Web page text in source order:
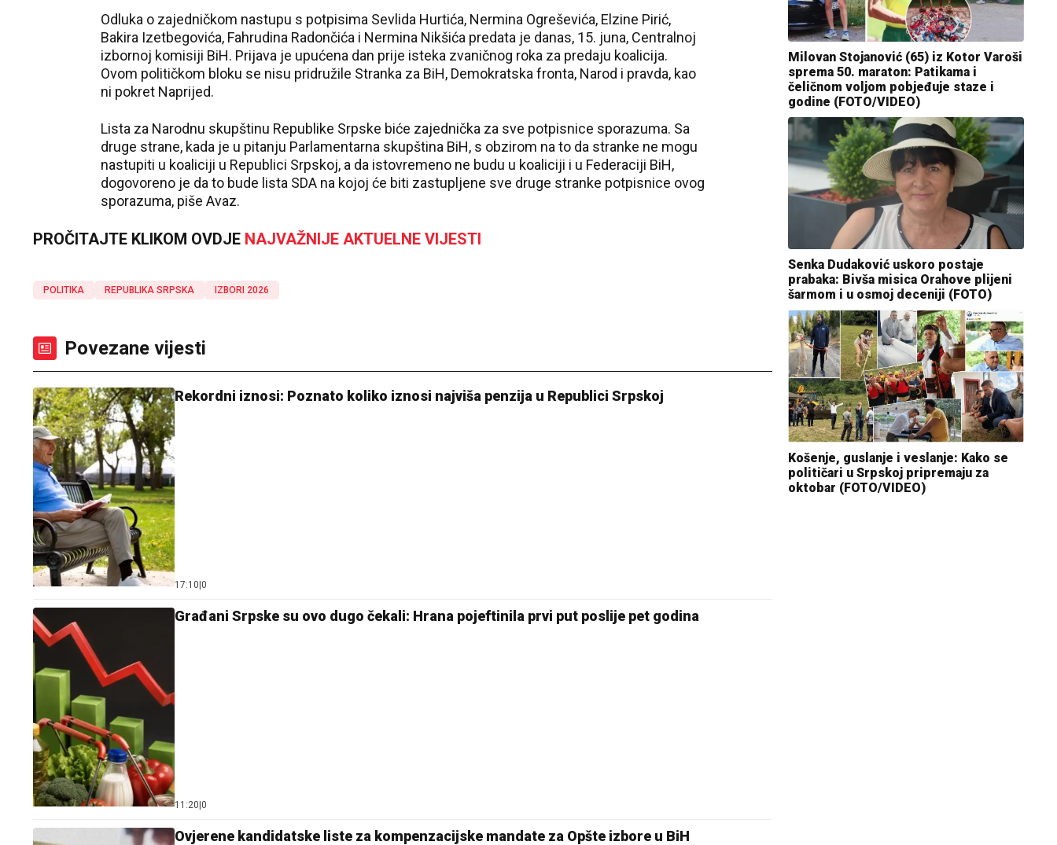
Odluka o zajedničkom nastupu s potpisima Sevlida Hurtića, Nermina Ogreševića, Elzine Pirić,
Bakira Izetbegovića, Fahrudina Radončića i Nermina Nikšića predata je danas, 15. juna, Centralnoj
izbornoj komisiji BiH. Prijava je upućena dan prije isteka zvaničnog roka za predaju koalicija.
Ovom političkom bloku se nisu pridružile Stranka za BiH, Demokratska fronta, Narod i pravda, kao
ni pokret Naprijed.
Lista za Narodnu skupštinu Republike Srpske biće zajednička za sve potpisnice sporazuma. Sa
druge strane, kada je u pitanju Parlamentarna skupština BiH, s obzirom na to da stranke ne mogu
nastupiti u koaliciji u Republici Srpskoj, a da istovremeno ne budu u koaliciji i u Federaciji BiH,
dogovoreno je da to bude lista SDA na kojoj će biti zastupljene sve druge stranke potpisnice ovog
sporazuma, piše Avaz.
PROČITAJTE KLIKOM OVDJE NAJVAŽNIJE AKTUELNE VIJESTI
POLITIKA REPUBLIKA SRPSKA IZBORI 2026
Povezane vijesti
Rekordni iznosi: Poznato koliko iznosi najviša penzija u Republici Srpskoj
17:10 0
Građani Srpske su ovo dugo čekali: Hrana pojeftinila prvi put poslije pet godina
11:20 0
Ovjerene kandidatske liste za kompenzacijske mandate za Opšte izbore u BiH
Milovan Stojanović (65) iz Kotor Varoši
sprema 50. maraton: Patikama i
čeličnom voljom pobjeđuje staze i
godine (FOTO/VIDEO)
Senka Dudaković uskoro postaje
prabaka: Bivša misica Orahove plijeni
šarmom i u osmoj deceniji (FOTO)
Košenje, guslanje i veslanje: Kako se
političari u Srpskoj pripremaju za
oktobar (FOTO/VIDEO)